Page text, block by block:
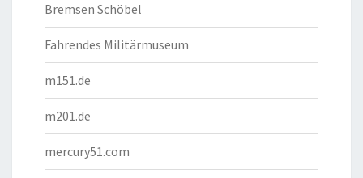
Bremsen Schöbel
Fahrendes Militärmuseum
m151.de
m201.de
mercury51.com